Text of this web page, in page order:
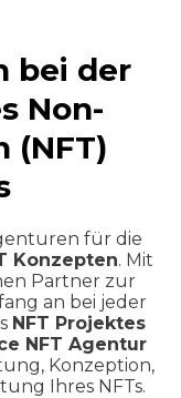
bei der
Non-
(NFT)
für die
Konzepten. Mit
Partner zur
an bei jeder
NFT Projektes
NFT Agentur
Konzeption,
Ihres NFTs.